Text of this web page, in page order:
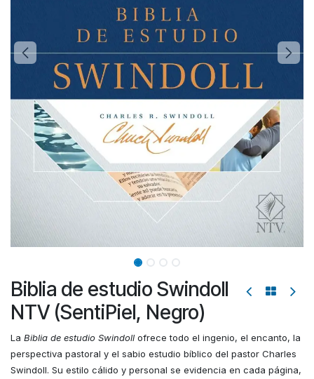
Biblia de estudio Swindoll
NTV (SentiPiel, Negro)
La Biblia de estudio Swindoll ofrece todo el ingenio, el encanto, la
perspectiva pastoral y el sabio estudio bíblico del pastor Charles
Swindoll. Su estilo cálido y personal se evidencia en cada página,